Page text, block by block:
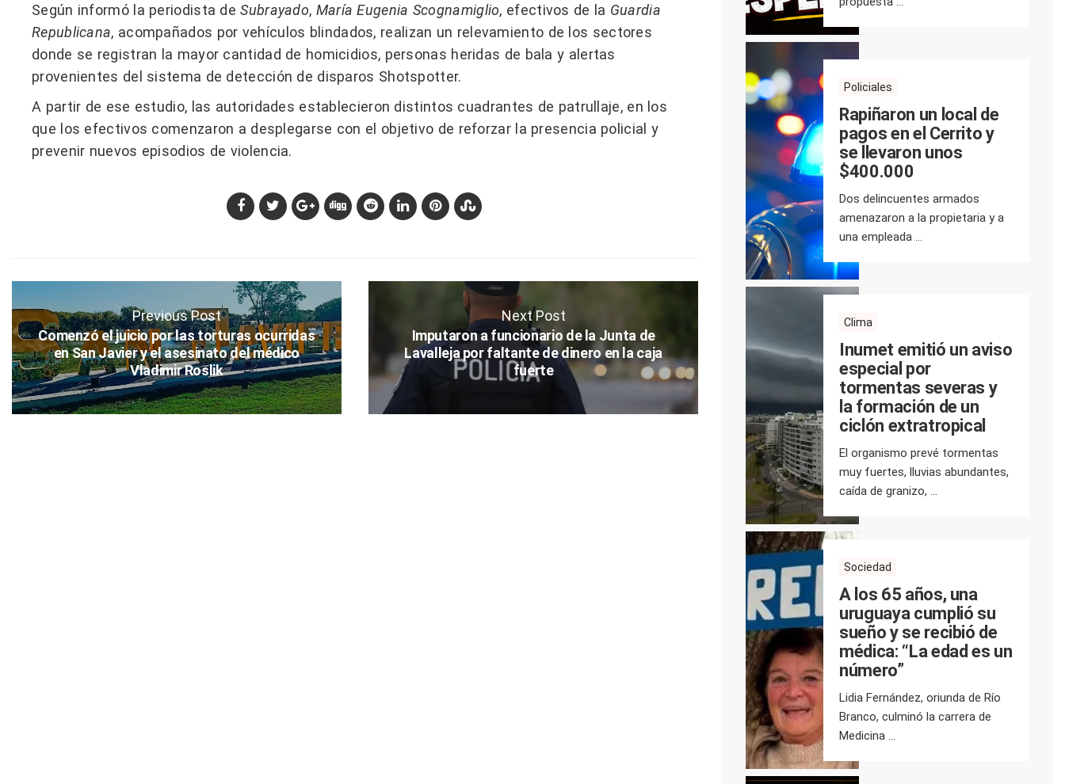
Según informó la periodista deSubrayado, María Eugenia Scognamiglio, efectivos de la Guardia
Republicana, acompañados por vehículos blindados, realizan un relevamiento de los sectores
donde se registran la mayor cantidad de homicidios, personas heridas de bala y alertas
provenientes del sistema de detección de disparos Shotspotter.
A partir de ese estudio, las autoridades establecieron distintos cuadrantes de patrullaje, en los
que los efectivos comenzaron a desplegarse con el objetivo de reforzar la presencia policial y
prevenir nuevos episodios de violencia.
Previous Post
Comenzó el juicio por las torturas ocurridas
en San Javier y el asesinato del médico
Vladimir Roslik
Next Post
Imputaron a funcionario de la Junta de
Lavalleja por faltante de dinero en la caja
fuerte
Policiales
Rapiñaron un local de
pagos en el Cerrito y
se llevaron unos
$400.000
Dos delincuentes armados
amenazaron a la propietaria y a
una empleada ...
Clima
Inumet emitió un aviso
especial por
tormentas severas y
la formación de un
ciclón extratropical
El organismo prevé tormentas
muy fuertes, lluvias abundantes,
caída de granizo, ...
Sociedad
A los 65 años, una
uruguaya cumplió su
sueño y se recibió de
médica: “La edad es un
número”
Lidia Fernández, oriunda de Río
Branco, culminó la carrera de
Medicina ...